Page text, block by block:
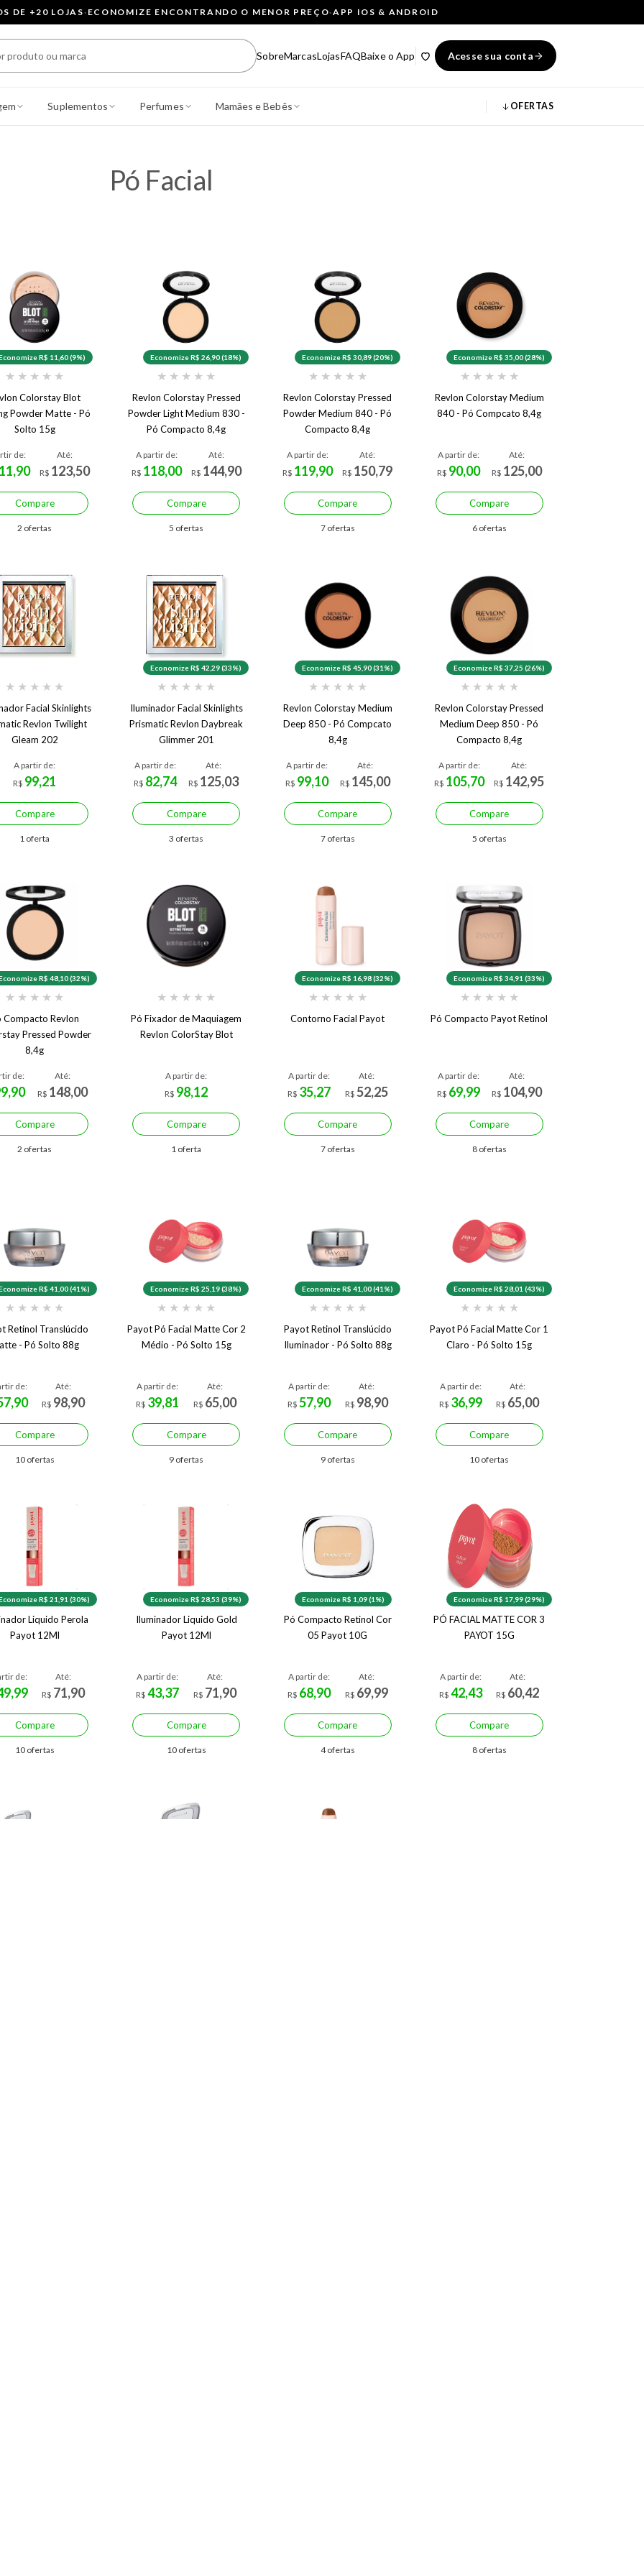
DE +20 LOJAS· ECONOMIZE ENCONTRANDO O MENOR PREÇO·APP IOS & ANDROID
SobreMarcasLojasFAQBaixe o App Acesse sua conta
Suplementos Perfumes Mamães e Bebês OFERTAS
Pó Facial
R$ 11,60 (9%)
★ ★ ★ ★ ★
Colorstay Blot
Powder Matte - Pó
Solto 15g
de:
Até:
R$ 123,50
Compare
2 ofertas
Economize R$ 26,90 (18%)
★ ★ ★ ★ ★
Revlon Colorstay Pressed
Powder Light Medium 830 -
Pó Compacto 8,4g
A partir de:
R$ 118,00
Até:
R$ 144,90
Compare
5 ofertas
Economize R$ 30,89 (20%)
★ ★ ★ ★ ★
Revlon Colorstay Pressed
Powder Medium 840 - Pó
Compacto 8,4g
A partir de:
R$ 119,90
Até:
R$ 150,79
Compare
7 ofertas
Economize R$ 35,00 (28%)
★ ★ ★ ★ ★
Revlon Colorstay Medium
840 - Pó Compcato 8,4g
A partir de:
R$ 90,00
Até:
R$ 125,00
Compare
6 ofertas
★ ★ ★ ★ ★
Facial Skinlights
Revlon Twilight
Gleam 202
A partir de:
R$ 99,21
Compare
1 oferta
Economize R$ 42,29 (33%)
★ ★ ★ ★ ★
Iluminador Facial Skinlights
Prismatic Revlon Daybreak
Glimmer 201
A partir de:
R$ 82,74
Até:
R$ 125,03
Compare
3 ofertas
Economize R$ 45,90 (31%)
★ ★ ★ ★ ★
Revlon Colorstay Medium
Deep 850 - Pó Compcato
8,4g
A partir de:
R$ 99,10
Até:
R$ 145,00
Compare
7 ofertas
Economize R$ 37,25 (26%)
★ ★ ★ ★ ★
Revlon Colorstay Pressed
Medium Deep 850 - Pó
Compacto 8,4g
A partir de:
R$ 105,70
Até:
R$ 142,95
Compare
5 ofertas
R$ 48,10 (32%)
★ ★ ★ ★ ★
Compacto Revlon
Pressed Powder
8,4g
de:
Até:
R$ 148,00
Compare
2 ofertas
★ ★ ★ ★ ★
Pó Fixador de Maquiagem
Revlon ColorStay Blot
A partir de:
R$ 98,12
Compare
1 oferta
Economize R$ 16,98 (32%)
★ ★ ★ ★ ★
Contorno Facial Payot
A partir de:
R$ 35,27
Até:
R$ 52,25
Compare
7 ofertas
Economize R$ 34,91 (33%)
★ ★ ★ ★ ★
Pó Compacto Payot Retinol
A partir de:
R$ 69,99
Até:
R$ 104,90
Compare
8 ofertas
R$ 41,00 (41%)
★ ★ ★ ★ ★
Retinol Translúcido
- Pó Solto 88g
de:
Até:
R$ 98,90
Compare
10 ofertas
Economize R$ 25,19 (38%)
★ ★ ★ ★ ★
Payot Pó Facial Matte Cor 2
Médio - Pó Solto 15g
A partir de:
R$ 39,81
Até:
R$ 65,00
Compare
9 ofertas
Economize R$ 41,00 (41%)
★ ★ ★ ★ ★
Payot Retinol Translúcido
Iluminador - Pó Solto 88g
A partir de:
R$57,90
Até:
R$ 98,90
Compare
9 ofertas
Economize R$ 28,01 (43%)
★ ★ ★ ★ ★
Payot Pó Facial Matte Cor 1
Claro - Pó Solto 15g
A partir de:
R$ 36,99
Até:
R$ 65,00
Compare
10 ofertas
R$ 21,91 (30%)
Liquido Perola
Payot 12Ml
de:
Até:
R$ 71,90
Compare
10 ofertas
Economize R$ 28,53 (39%)
Iluminador Liquido Gold
Payot 12Ml
A partir de:
R$43,37
Até:
R$ 71,90
Compare
10 ofertas
Economize R$ 1,09 (1%)
Pó Compacto Retinol Cor
05 Payot 10G
A partir de:
R$ 68,90
Até:
R$ 69,99
Compare
4 ofertas
Economize R$ 17,99 (29%)
PÓ FACIAL MATTE COR 3
PAYOT 15G
A partir de:
R$ 42,43
Até:
R$ 60,42
Compare
8 ofertas